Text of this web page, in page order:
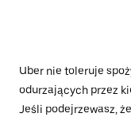
Uber nie toleruje
odurzających przez
Jeśli podejrzewasz,